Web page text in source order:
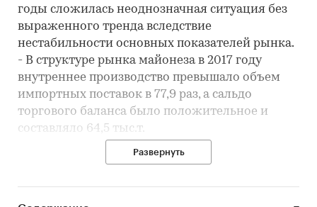
годы сложилась неоднозначная ситуация без
выраженного тренда вследствие
нестабильности основных показателей рынка.
- В структуре рынка майонеза в 2017 году
внутреннее производство превышало объем
импортных поставок в 77,9 раз, а сальдо
торгового баланса было положительное и
составляло 64,5 тыс.т.
такие бренды майонеза как СЛОБОДА, МАХЕЕВ,
Развернуть